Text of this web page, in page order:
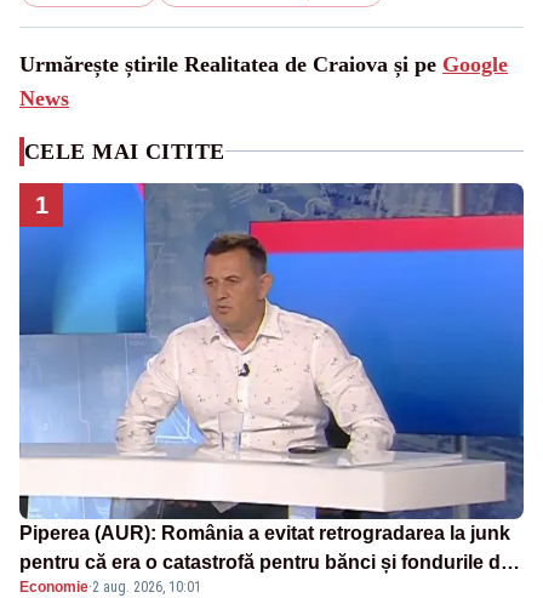
Urmărește știrile Realitatea de Craiova și pe Google
News
CELE MAI CITITE
1
Piperea (AUR): România a evitat retrogradarea la junk
pentru că era o catastrofă pentru bănci și fondurile de
pensii
Economie·2 aug. 2026, 10:01